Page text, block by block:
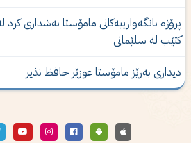
بانگەوازییەکانی مامۆستا بەشدارى كرد لە
لە سلێمانی
به‌رێز مامۆستا عوزێر حافظ نذیر